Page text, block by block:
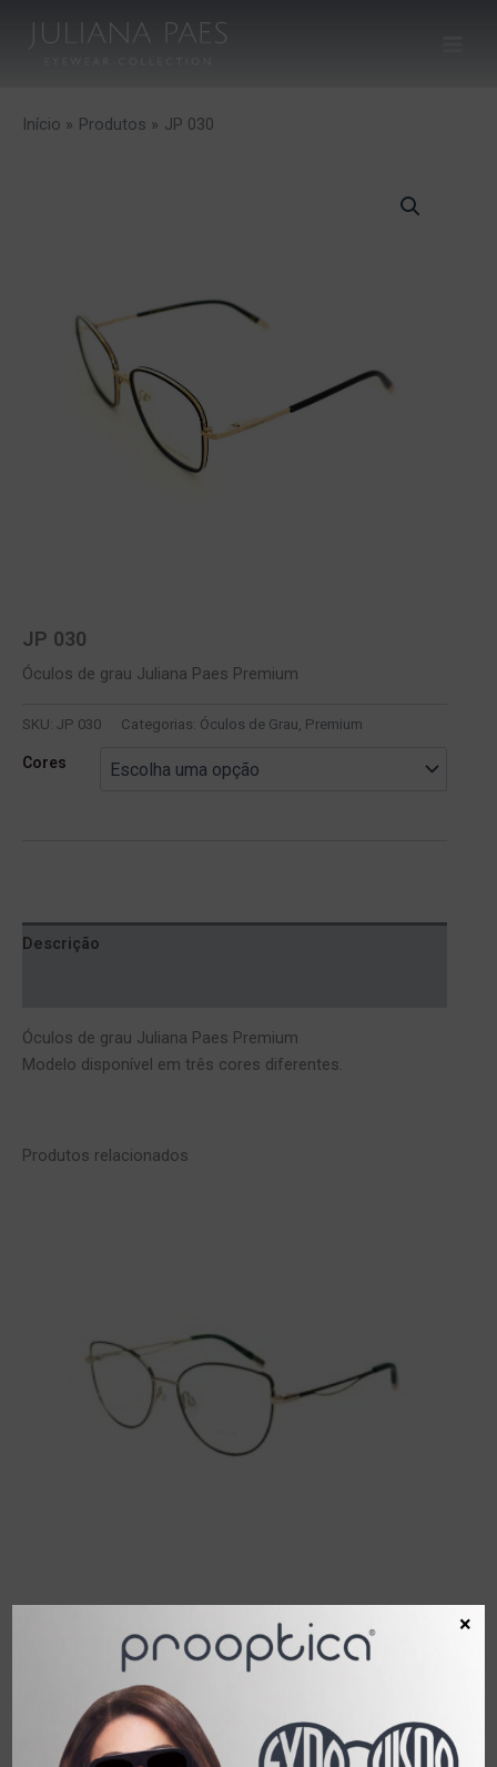
Início
Produtos JP 030
JP 030
Óculos de grau Juliana Paes Premium
SKU: JP 030 Categorias: Óculos de Grau Premium
Cores
Descrição
Óculos de grau Juliana Paes Premium
Modelo disponível em três cores diferentes.
Produtos relacionados
JP 063 ×